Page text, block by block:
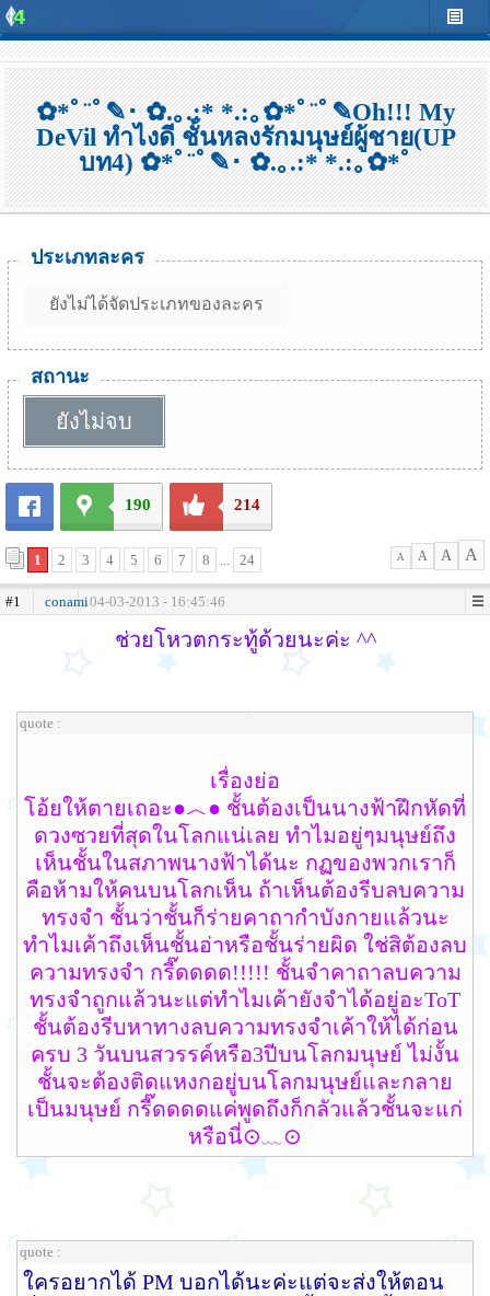
✿*ﾟ¨ﾟ✎･ ✿.｡.:* *.:｡✿*ﾟ¨ﾟ✎Oh!!! My
DeVil ทำไงดี ชั้นหลงรักมนุษย์ผู้ชาย(UP
บท4) ✿*ﾟ¨ﾟ✎･ ✿.｡.:* *.:｡✿*ﾟ
ประเภทละคร
ยังไม่ได้จัดประเภทของละคร
สถานะ
ยังไม่จบ
190 214
1 2 3 4 5 6 7 8 ... 24 A A A A
#1 conami04-03-2013 - 16:45:46
ช่วยโหวตกระทู้ด้วยนะค่ะ ^^
quote :
เรื่องย่อ
โอ้ยให้ตายเถอะ●︿● ชั้นต้องเป็นนางฟ้าฝึกหัดที่
ดวงซวยที่สุดในโลกแน่เลย ทำไมอยู่ๆมนุษย์ถึง
เห็นชั้นในสภาพนางฟ้าได้นะ กฏของพวกเราก็
คือห้ามให้คนบนโลกเห็น ถ้าเห็นต้องรีบลบความ
ทรงจำ ชั้นว่าชั้นก็ร่ายคาถากำบังกายแล้วนะ
ทำไมเค้าถึงเห็นชั้นอ่าหรือชั้นร่ายผิด ใช่สิต้องลบ
ความทรงจำ กรี๊ดดดด!!!!! ชั้นจำคาถาลบความ
ทรงจำถูกแล้วนะแต่ทำไมเค้ายังจำได้อยู่อะToT
ชั้นต้องรีบหาทางลบความทรงจำเค้าให้ได้ก่อน
ครบ 3 วันบนสวรรค์หรือ3ปีบนโลกมนุษย์ ไม่งั้น
ชั้นจะต้องติดแหงกอยู่บนโลกมนุษย์และกลาย
เป็นมนุษย์ กรี๊ดดดดแค่พูดถึงก็กลัวแล้วชั้นจะแก่
หรือนี่⊙﹏⊙
quote :
ใครอยากได้ PM บอกได้นะค่ะแต่จะส่งให้ตอน